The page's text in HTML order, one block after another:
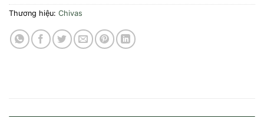
Thương hiệu: Chivas